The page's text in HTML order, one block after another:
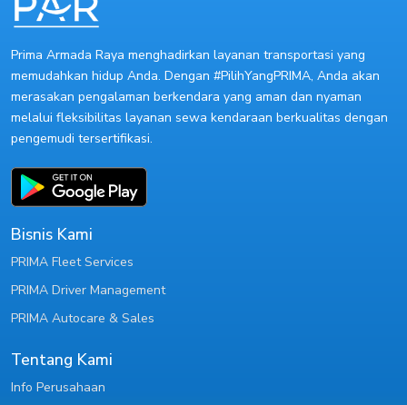
Prima Armada Raya menghadirkan layanan transportasi yang
memudahkan hidup Anda. Dengan #PilihYangPRIMA, Anda akan
merasakan pengalaman berkendara yang aman dan nyaman
melalui fleksibilitas layanan sewa kendaraan berkualitas dengan
pengemudi tersertifikasi.
Bisnis Kami
PRIMA Fleet Services
PRIMA Driver Management
PRIMA Autocare & Sales
Tentang Kami
Info Perusahaan